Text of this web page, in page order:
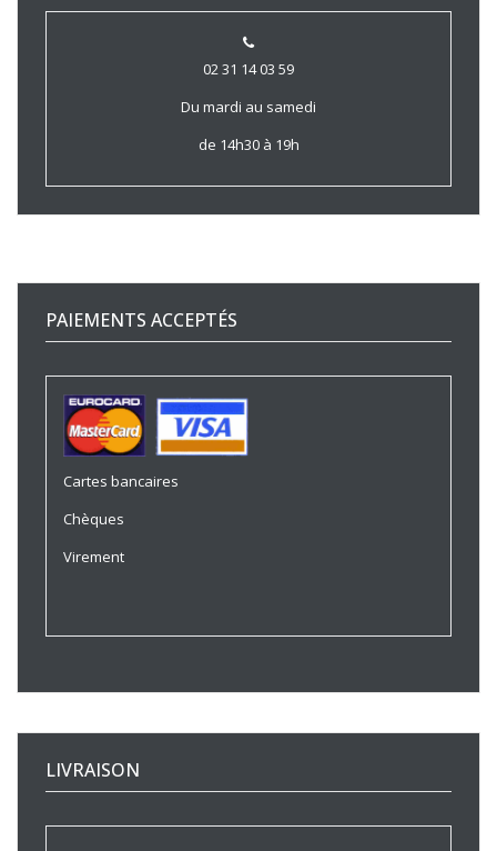
02 31 14 03 59
Du mardi au samedi
de 14h30 à 19h
PAIEMENTS ACCEPTÉS
Cartes bancaires
Chèques
Virement
LIVRAISON